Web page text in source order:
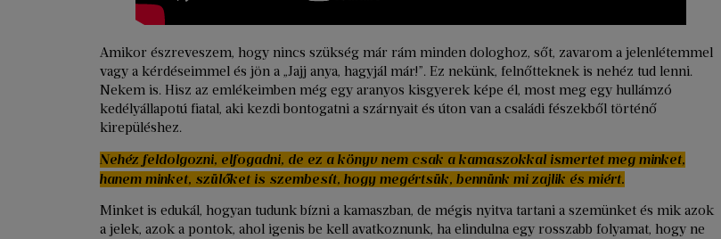
Amikor észreveszem, hogy nincs szükség már rám minden dologhoz, sőt, zavarom a jelenlétemmel
vagy a kérdéseimmel és jön a „Jajj anya, hagyjál már!”. Ez nekünk, felnőtteknek is nehéz tud lenni.
Nekem is. Hisz az emlékeimben még egy aranyos kisgyerek képe él, most meg egy hullámzó
kedélyállapotú fiatal, aki kezdi bontogatni a szárnyait és úton van a családi fészekből történő
kirepüléshez.
Nehéz feldolgozni, elfogadni, de ez a könyv nem csak a kamaszokkal ismertet meg minket,
hanem minket, szülőket is szembesít, hogy megértsük, bennünk mi zajlik és miért.
Minket is edukál, hogyan tudunk bízni a kamaszban, de mégis nyitva tartani a szemünket és mik azok
a jelek, azok a pontok, ahol igenis be kell avatkoznunk, ha elindulna egy rosszabb folyamat, hogy ne